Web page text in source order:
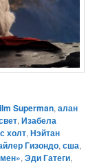
Superman,алан
,Изабела
холт,Нэйтан
Гизондо,сша,
,Эди Гатеги,